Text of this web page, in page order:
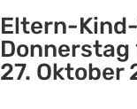
Eltern-
Donnerstag
27. Oktober